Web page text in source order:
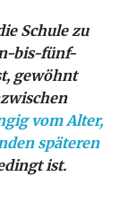
Schule zu
bis-fünf-
gewöhnt
vom Alter,
späteren
ist.